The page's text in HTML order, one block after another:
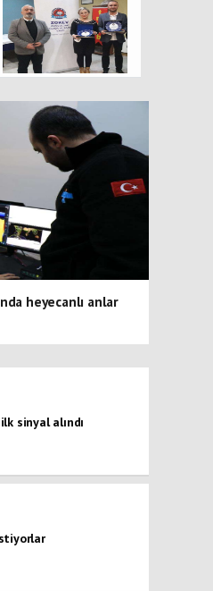
Proje Pazarı'nda büyük
heyecanlı anlar
sinyal alındı